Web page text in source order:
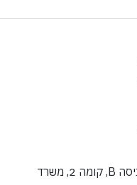
רחוב יגאל אלון 159 תל-אביב כניסה B, קומה 2, משרד